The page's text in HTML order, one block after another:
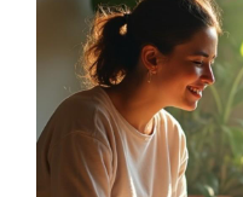
tarifa?
Algunas compañías
tener condiciones
términos del contrato
estás listo para dar el
tu factura eléctrica o